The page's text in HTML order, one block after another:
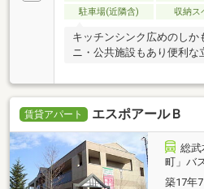
駐車場(近隣含)
収納ス
キッチンシンク広めのしか
ニ・公共施設もあり便利な
賃貸アパート エスポアールＢ
総武
町」バ
築17年